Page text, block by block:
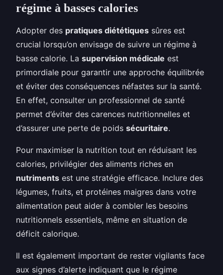
régime à basses calories
Adopter des pratiques diététiques sûres est
crucial lorsqu’on envisage de suivre un régime à
basse calorie. La supervision médicale est
primordiale pour garantir une approche équilibrée
et éviter des conséquences néfastes sur la santé.
En effet, consulter un professionnel de santé
permet d’éviter des carences nutritionnelles et
d’assurer une perte de poids sécuritaire.
Pour maximiser la nutrition tout en réduisant les
calories, privilégier des aliments riches en
nutriments est une stratégie efficace. Inclure des
légumes, fruits, et protéines maigres dans votre
alimentation peut aider à combler les besoins
nutritionnels essentiels, même en situation de
déficit calorique.
Il est également important de rester vigilants face
aux signes d’alerte indiquant que le régime